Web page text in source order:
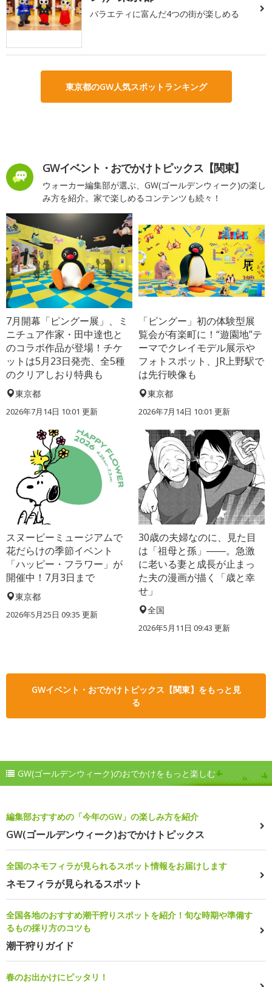
バラエティに富んだ4つの街が楽しめる
東京都のGW人気スポットランキング
GWイベント・おでかけトピックス【関東】
ウォーカー編集部が選ぶ、GW(ゴールデンウィーク)の楽し
み方を紹介。家で楽しめるコンテンツも続々！
7月開幕「ピングー展」、ミ
ニチュア作家・田中達也と
のコラボ作品が登場！チケ
ットは5月23日発売、全5種
のクリアしおり特典も
東京都
2026年7月14日 10:01 更新
「ピングー」初の体験型展
覧会が有楽町に！“遊園地”テ
ーマでクレイモデル展示や
フォトスポット、JR上野駅で
は先行映像も
東京都
2026年7月14日 10:01 更新
スヌーピーミュージアムで
花だらけの季節イベント
「ハッピー・フラワー」が
開催中！7月3日まで
東京都
2026年5月25日 09:35 更新
30歳の夫婦なのに、見た目
は「祖母と孫」――。急激
に老いる妻と成長が止まっ
た夫の漫画が描く「歳と幸
せ」
全国
2026年5月11日 09:43 更新
GWイベント・おでかけトピックス【関東】をもっと見
る
GW(ゴールデンウィーク)のおでかけをもっと楽しむ
編集部おすすめの「今年のGW」の楽しみ方を紹介
GW(ゴールデンウィーク)おでかけトピックス
全国のネモフィラが見られるスポット情報をお届けします
ネモフィラが見られるスポット
全国各地のおすすめ潮干狩りスポットを紹介！旬な時期や準備す
るもの採り方のコツも
潮干狩りガイド
春のお出かけにピッタリ！